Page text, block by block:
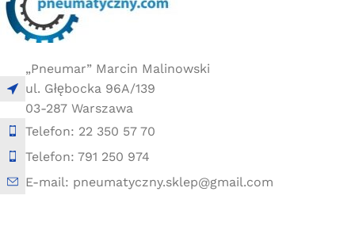
„Pneumar” Marcin Malinowski
ul. Głębocka 96A/139
03-287 Warszawa
Telefon: 22 350 57 70
Telefon: 791 250 974
E-mail: pneumatyczny.sklep@gmail.com